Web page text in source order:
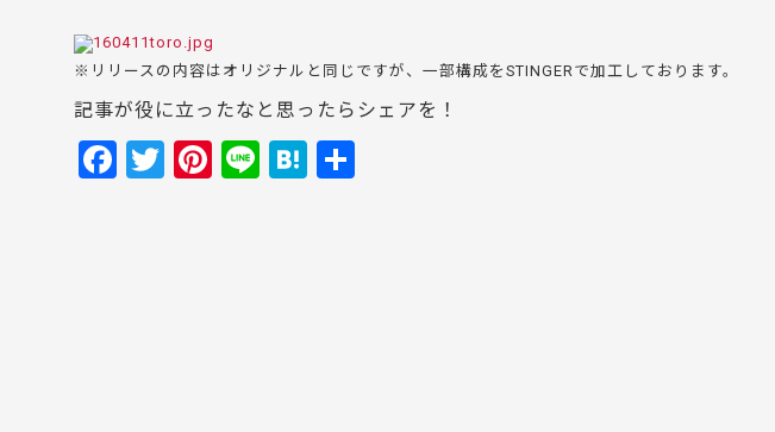
※リリースの内容はオリジナルと同じですが、一部構成をSTINGERで加工しております。
記事が役に立ったなと思ったらシェアを！
F
T
Pi Li H